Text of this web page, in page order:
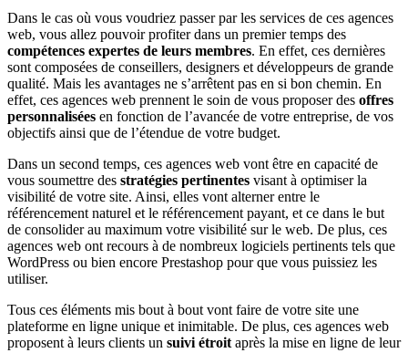
Dans le cas où vous voudriez passer par les services de ces agences
web, vous allez pouvoir profiter dans un premier temps des
compétences expertes de leurs membres. En effet, ces dernières
sont composées de conseillers, designers et développeurs de grande
qualité. Mais les avantages ne s’arrêtent pas en si bon chemin. En
effet, ces agences web prennent le soin de vous proposer des offres
personnalisées en fonction de l’avancée de votre entreprise, de vos
objectifs ainsi que de l’étendue de votre budget.
Dans un second temps, ces agences web vont être en capacité de
vous soumettre des stratégies pertinentes visant à optimiser la
visibilité de votre site. Ainsi, elles vont alterner entre le
référencement naturel et le référencement payant, et ce dans le but
de consolider au maximum votre visibilité sur le web. De plus, ces
agences web ont recours à de nombreux logiciels pertinents tels que
WordPress ou bien encore Prestashop pour que vous puissiez les
utiliser.
Tous ces éléments mis bout à bout vont faire de votre site une
plateforme en ligne unique et inimitable. De plus, ces agences web
proposent à leurs clients un suivi étroit après la mise en ligne de leur